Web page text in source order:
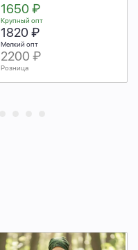
1650 ₽
Крупный опт
1820 ₽
Мелкий опт
2200 ₽
Розница